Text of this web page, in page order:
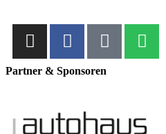
Partner & Sponsoren